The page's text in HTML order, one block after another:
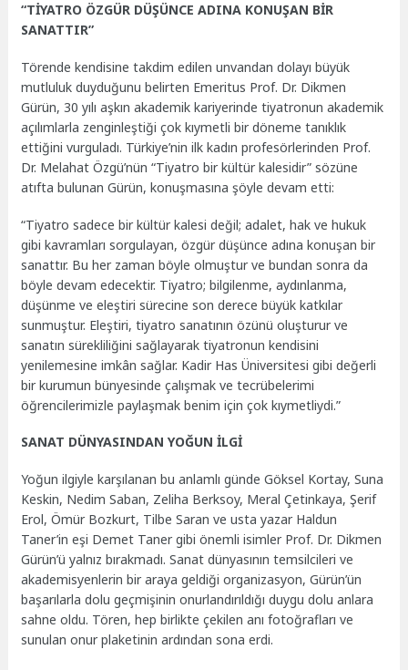
“TİYATRO ÖZGÜR DÜŞÜNCE ADINA KONUŞAN BİR
SANATTIR”
Törende kendisine takdim edilen unvandan dolayı büyük
mutluluk duyduğunu belirten Emeritus Prof. Dr. Dikmen
Gürün, 30 yılı aşkın akademik kariyerinde tiyatronun akademik
açılımlarla zenginleştiği çok kıymetli bir döneme tanıklık
ettiğini vurguladı. Türkiye’nin ilk kadın profesörlerinden Prof.
Dr. Melahat Özgü’nün “Tiyatro bir kültür kalesidir” sözüne
atıfta bulunan Gürün, konuşmasına şöyle devam etti:
“Tiyatro sadece bir kültür kalesi değil; adalet, hak ve hukuk
gibi kavramları sorgulayan, özgür düşünce adına konuşan bir
sanattır. Bu her zaman böyle olmuştur ve bundan sonra da
böyle devam edecektir. Tiyatro; bilgilenme, aydınlanma,
düşünme ve eleştiri sürecine son derece büyük katkılar
sunmuştur. Eleştiri, tiyatro sanatının özünü oluşturur ve
sanatın sürekliliğini sağlayarak tiyatronun kendisini
yenilemesine imkân sağlar. Kadir Has Üniversitesi gibi değerli
bir kurumun bünyesinde çalışmak ve tecrübelerimi
öğrencilerimizle paylaşmak benim için çok kıymetliydi.”
SANAT DÜNYASINDAN YOĞUN İLGİ
Yoğun ilgiyle karşılanan bu anlamlı günde Göksel Kortay, Suna
Keskin, Nedim Saban, Zeliha Berksoy, Meral Çetinkaya, Şerif
Erol, Ömür Bozkurt, Tilbe Saran ve usta yazar Haldun
Taner’in eşi Demet Taner gibi önemli isimler Prof. Dr. Dikmen
Gürün’ü yalnız bırakmadı. Sanat dünyasının temsilcileri ve
akademisyenlerin bir araya geldiği organizasyon, Gürün’ün
başarılarla dolu geçmişinin onurlandırıldığı duygu dolu anlara
sahne oldu. Tören, hep birlikte çekilen anı fotoğrafları ve
sunulan onur plaketinin ardından sona erdi.